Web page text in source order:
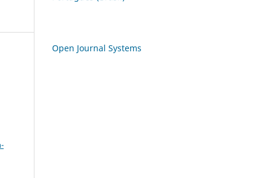
Open Journal Systems